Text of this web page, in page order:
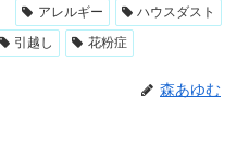
アレルギー
ハウスダスト
引越し 花粉症
森あゆむ